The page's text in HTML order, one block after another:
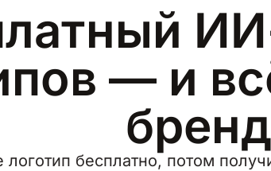
— и
логотип бесплатно, потом